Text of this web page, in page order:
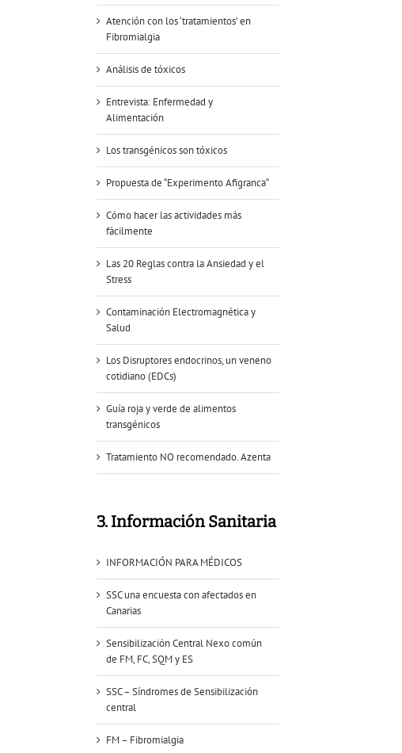
Atención con los ‘tratamientos’ en
Fibromialgia
Análisis de tóxicos
Entrevista: Enfermedad y
Alimentación
Los transgénicos son tóxicos
Propuesta de “Experimento Afigranca“
Cómo hacer las actividades más
fácilmente
Las 20 Reglas contra la Ansiedad y el
Stress
Contaminación Electromagnética y
Salud
Los Disruptores endocrinos, un veneno
cotidiano (EDCs)
Guía roja y verde de alimentos
transgénicos
Tratamiento NO recomendado. Azenta
3. Información Sanitaria
INFORMACIÓN PARA MÉDICOS
SSC una encuesta con afectados en
Canarias
Sensibilización Central Nexo común
de FM, FC, SQM y ES
SSC – Síndromes de Sensibilización
central
FM – Fibromialgia